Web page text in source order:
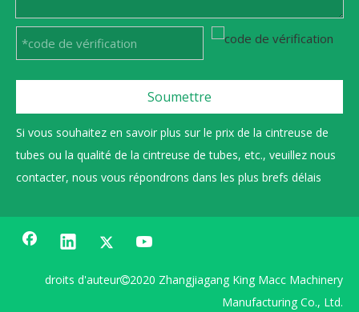
Soumettre
Si vous souhaitez en savoir plus sur le prix de la cintreuse de
tubes ou la qualité de la cintreuse de tubes, etc., veuillez nous
contacter, nous vous répondrons dans les plus brefs délais
droits d'auteur2020 Zhangjiagang King Macc Machinery
Manufacturing Co., Ltd.